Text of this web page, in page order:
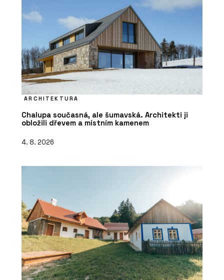
ARCHITEKTURA
Chalupa současná, ale šumavská. Architekti ji
obložili dřevem a místním kamenem
4. 8. 2026